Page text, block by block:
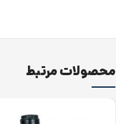
محصولات مرتبط